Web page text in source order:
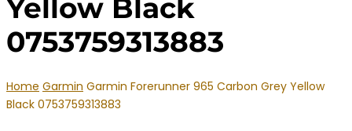
Yellow Black
0753759313883
Home Garmin Garmin Forerunner 965 Carbon Grey Yellow
Black 0753759313883